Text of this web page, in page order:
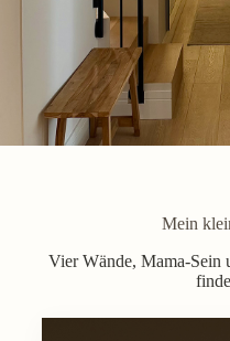
Mein
Vier Wände, Mama-Sein